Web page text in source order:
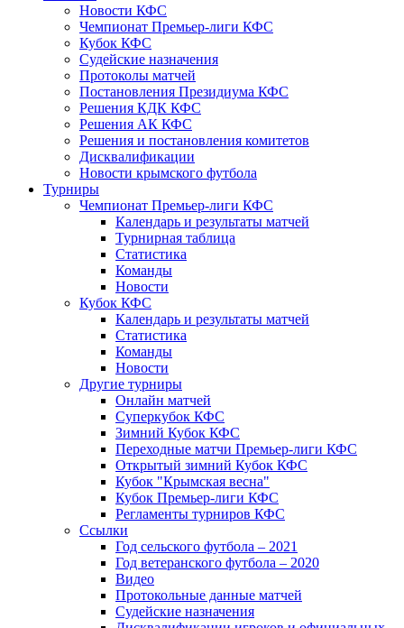
Новости КФС
Чемпионат Премьер-лиги КФС
Кубок КФС
Судейские назначения
Протоколы матчей
Постановления Президиума КФС
Решения КДК КФС
Решения АК КФС
Решения и постановления комитетов
Дисквалификации
Новости крымского футбола
Турниры
Чемпионат Премьер-лиги КФС
Календарь и результаты матчей
Турнирная таблица
Статистика
Команды
Новости
Кубок КФС
Календарь и результаты матчей
Статистика
Команды
Новости
Другие турниры
Онлайн матчей
Суперкубок КФС
Зимний Кубок КФС
Переходные матчи Премьер-лиги КФС
Открытый зимний Кубок КФС
Кубок "Крымская весна"
Кубок Премьер-лиги КФС
Регламенты турниров КФС
Ссылки
Год сельского футбола – 2021
Год ветеранского футбола – 2020
Видео
Протокольные данные матчей
Судейские назначения